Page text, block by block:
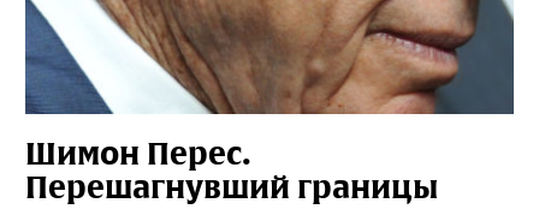
Шимон Перес.
Перешагнувший границы